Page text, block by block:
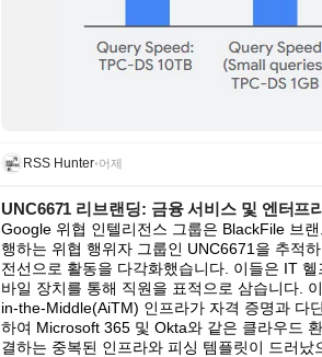
RSS Hunter•어제
UNC6671 리브랜딩: 금융 서비스 및 엔터프
Google 위협 인텔리전스 그룹은 BlackFile 브
행하는 위협 행위자 그룹인 UNC6671을 추적
전선으로 활동을 다각화했습니다. 이들은 IT
바일 장치를 통해 직원을 표적으로 삼습니다.
in-the-Middle(AiTM) 인프라가 자격 증명과 다
하여 Microsoft 365 및 Okta와 같은 클라우드
결하는 중복된 인프라와 피싱 템플릿이 드러